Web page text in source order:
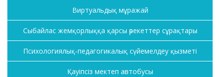
Виртуальдық мұражай
Сыбайлас жемқорлыққа қарсы әрекеттер сұрақтары
Психологиялық-педагогикалық сүйемелдеу қызметі
Қауіпсіз мектеп автобусы